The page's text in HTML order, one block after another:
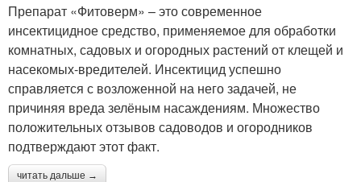
Препарат «Фитоверм» – это современное
инсектицидное средство, применяемое для обработки
комнатных, садовых и огородных растений от клещей и
насекомых-вредителей. Инсектицид успешно
справляется с возложенной на него задачей, не
причиняя вреда зелёным насаждениям. Множество
положительных отзывов садоводов и огородников
подтверждают этот факт.
читать дальше →